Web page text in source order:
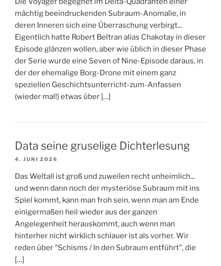
mächtig beeindruckenden Subraum-Anomalie, in
deren Inneren sich eine Überraschung verbirgt...
Eigentlich hatte Robert Beltran alias Chakotay in dieser
Episode glänzen wollen, aber wie üblich in dieser Phase
der Serie wurde eine Seven of Nine-Episode daraus, in
der der ehemalige Borg-Drone mit einem ganz
speziellen Geschichtsunterricht-zum-Anfassen
(wieder mal!) etwas über […]
Data seine gruselige Dichterlesung
4. JUNI 2026
Das Weltall ist groß und zuweilen recht unheimlich...
und wenn dann noch der mysteriöse Subraum mit ins
Spiel kommt, kann man froh sein, wenn man am Ende
einigermaßen heil wieder aus der ganzen
Angelegenheit herauskommt, auch wenn man
hinterher nicht wirklich schlauer ist als vorher. Wir
reden über "Schisms / In den Subraum entführt", die
[…]